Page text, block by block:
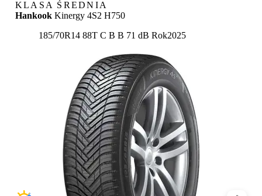
KLASA ŚREDNIA
Hankook Kinergy 4S2 H750
185/70R14 88T Etykieta:
C B B 71 dB Rok2025